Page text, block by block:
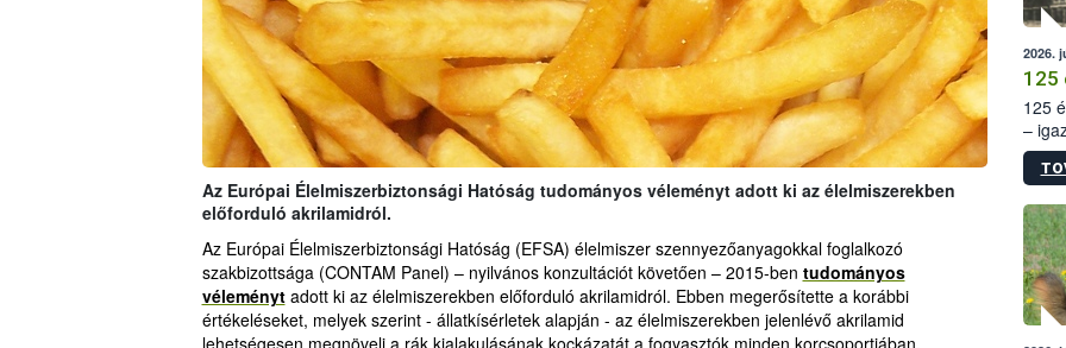
Az Európai Élelmiszerbiztonsági Hatóság tudományos véleményt adott ki az élelmiszerekben
előforduló akrilamidról.
Az Európai Élelmiszerbiztonsági Hatóság (EFSA) élelmiszer szennyezőanyagokkal foglalkozó
szakbizottsága (CONTAM Panel) – nyilvános konzultációt követően – 2015-ben tudományos
véleménytadott ki az élelmiszerekben előforduló akrilamidról. Ebben megerősítette a korábbi
értékeléseket, melyek szerint - állatkísérletek alapján - az élelmiszerekben jelenlévő akrilamid
2026.
125
125
–
15.